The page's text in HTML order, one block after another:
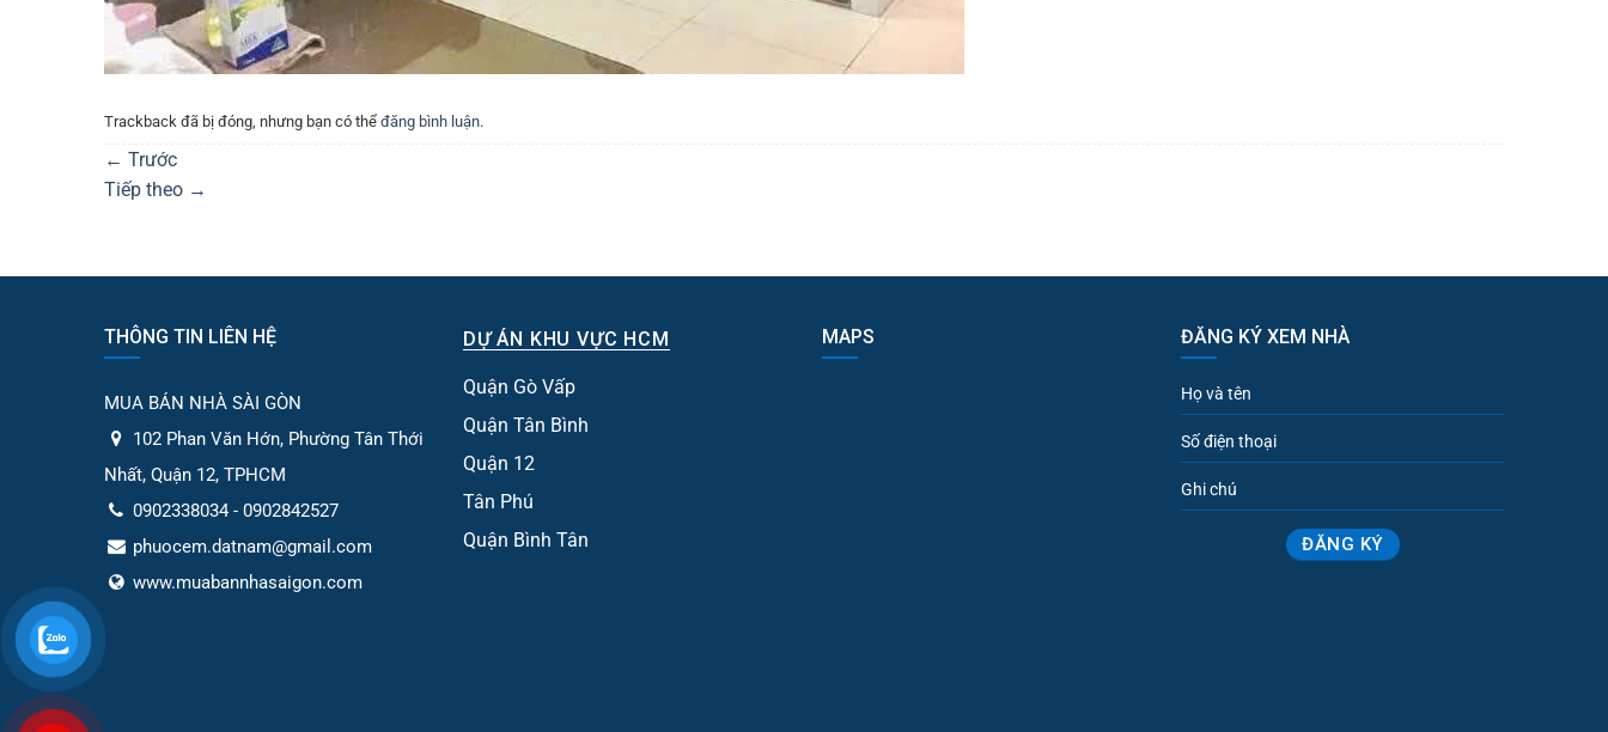
Trackback đã bị đóng, nhưng bạn có thể đăng bình luận.
← Trước
Tiếp theo →
THÔNG TIN LIÊN HỆ
MUA BÁN NHÀ SÀI GÒN
102 Phan Văn Hớn, Phường Tân Thới
Nhất, Quận 12, TPHCM
0902338034 - 0902842527
phuocem.datnam@gmail.com
www.muabannhasaigon.com
DỰ ÁN KHU VỰC HCM
Quận Gò Vấp
Quận Tân Bình
Quận 12
Tân Phú
Quận Bình Tân
MAPS ĐĂNG KÝ XEM NHÀ